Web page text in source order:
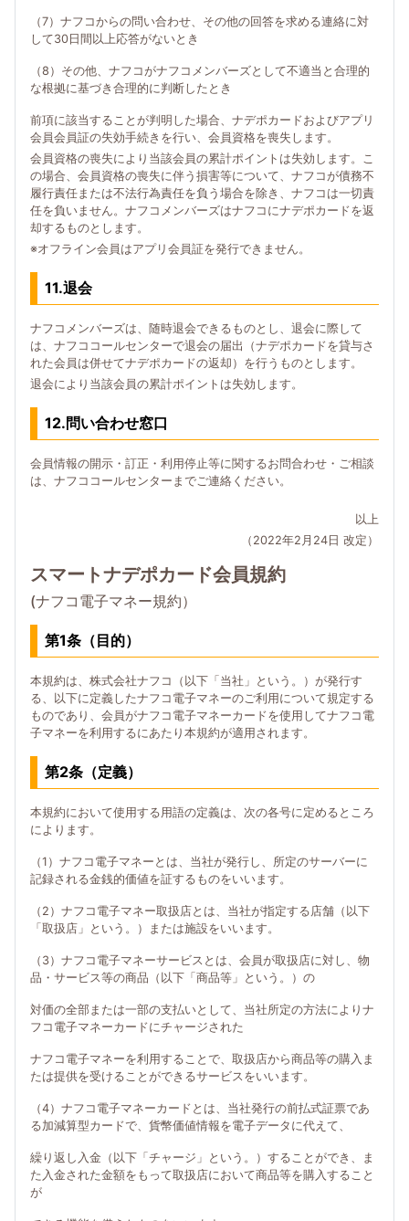
（7）ナフコからの問い合わせ、その他の回答を求める連絡に対
して30日間以上応答がないとき
（8）その他、ナフコがナフコメンバーズとして不適当と合理的
な根拠に基づき合理的に判断したとき
前項に該当することが判明した場合、ナデポカードおよびアプリ
会員会員証の失効手続きを行い、会員資格を喪失します。
会員資格の喪失により当該会員の累計ポイントは失効します。こ
の場合、会員資格の喪失に伴う損害等について、ナフコが債務不
履行責任または不法行為責任を負う場合を除き、ナフコは一切責
任を負いません。ナフコメンバーズはナフコにナデポカードを返
却するものとします。
※オフライン会員はアプリ会員証を発行できません。
11.退会
ナフコメンバーズは、随時退会できるものとし、退会に際して
は、ナフココールセンターで退会の届出（ナデポカードを貸与さ
れた会員は併せてナデポカードの返却）を行うものとします。
退会により当該会員の累計ポイントは失効します。
12.問い合わせ窓口
会員情報の開示・訂正・利用停止等に関するお問合わせ・ご相談
は、ナフココールセンターまでご連絡ください。
以上
（2022年2月24日 改定）
スマートナデポカード会員規約
(ナフコ電子マネー規約）
第1条（目的）
本規約は、株式会社ナフコ（以下「当社」という。）が発行す
る、以下に定義したナフコ電子マネーのご利用について規定する
ものであり、会員がナフコ電子マネーカードを使用してナフコ電
子マネーを利用するにあたり本規約が適用されます。
第2条（定義）
本規約において使用する用語の定義は、次の各号に定めるところ
によります。
（1）ナフコ電子マネーとは、当社が発行し、所定のサーバーに
記録される金銭的価値を証するものをいいます。
（2）ナフコ電子マネー取扱店とは、当社が指定する店舗（以下
「取扱店」という。）または施設をいいます。
（3）ナフコ電子マネーサービスとは、会員が取扱店に対し、物
品・サービス等の商品（以下「商品等」という。）の
対価の全部または一部の支払いとして、当社所定の方法によりナ
フコ電子マネーカードにチャージされた
ナフコ電子マネーを利用することで、取扱店から商品等の購入ま
たは提供を受けることができるサービスをいいます。
（4）ナフコ電子マネーカードとは、当社発行の前払式証票であ
る加減算型カードで、貨幣価値情報を電子データに代えて、
繰り返し入金（以下「チャージ」という。）することができ、ま
た入金された金額をもって取扱店において商品等を購入すること
が